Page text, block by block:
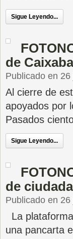
Sigue Leyendo...
de
Publicado en
Al cierre de
apoyados por
Pasados
Sigue Leyendo...
de
Publicado en
La
una pancarta